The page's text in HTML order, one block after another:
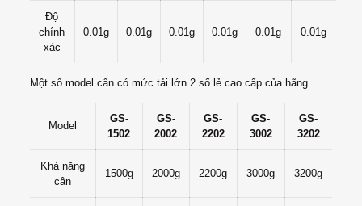
Độ
chính
xác
0.01g 0.01g 0.01g 0.01g 0.01g 0.01g
Một số model cân có mức tải lớn 2 số lẻ cao cấp của hãng
Model
GS-
1502
GS-
2002
GS-
2202
GS-
3002
GS-
3202
Khả năng
cân
1500g 2000g 2200g 3000g 3200g